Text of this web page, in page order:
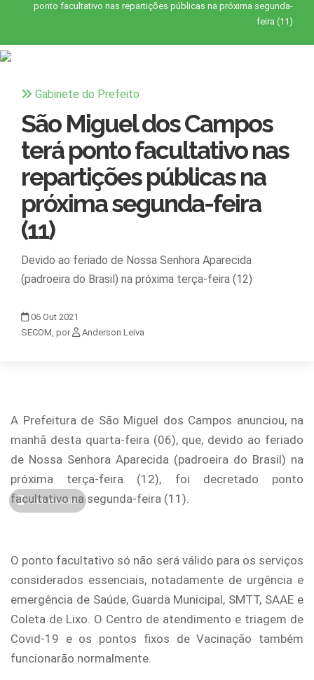
1min restante
ponto facultativo nas repartições públicas na próxima segunda-
feira (11)
Gabinete do Prefeito
São Miguel dos Campos
terá ponto facultativo nas
repartições públicas na
próxima segunda-feira
(11)
Devido ao feriado de Nossa Senhora Aparecida
(padroeira do Brasil) na próxima terça-feira (12)
06 Out 2021
SECOM, por
Anderson Leiva
A Prefeitura de São Miguel dos Campos anunciou, na
manhã desta quarta-feira (06), que, devido ao feriado
de Nossa Senhora Aparecida (padroeira do Brasil) na
próxima terça-feira (12), foi decretado ponto
facultativo na segunda-feira (11).
O ponto facultativo só não será válido para os serviços
considerados essenciais, notadamente de urgência e
emergência de Saúde, Guarda Municipal, SMTT, SAAE e
Coleta de Lixo. O Centro de atendimento e triagem de
Covid-19 e os pontos fixos de Vacinação também
funcionarão normalmente.